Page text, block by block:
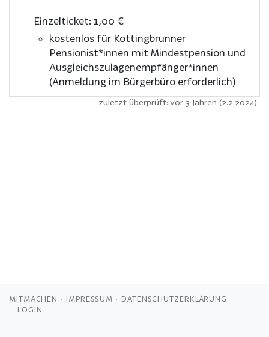
Einzelticket: 1,00 €
kostenlos für Kottingbrunner
Pensionist*innen mit Mindestpension und
Ausgleichszulagenempfänger*innen
(Anmeldung im Bürgerbüro erforderlich)
zuletzt überprüft: vor 3 Jahren (2.2.2024)
MITMACHEN IMPRESSUM
DATENSCHUTZERKLÄRUNG
LOGIN